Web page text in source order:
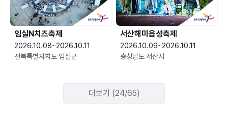
임실N치즈축제
2026.10.08~2026.10.11
전북특별자치도 임실군
서산해미읍성축제
2026.10.09~2026.10.11
충청남도 서산시
더보기 (24/65)